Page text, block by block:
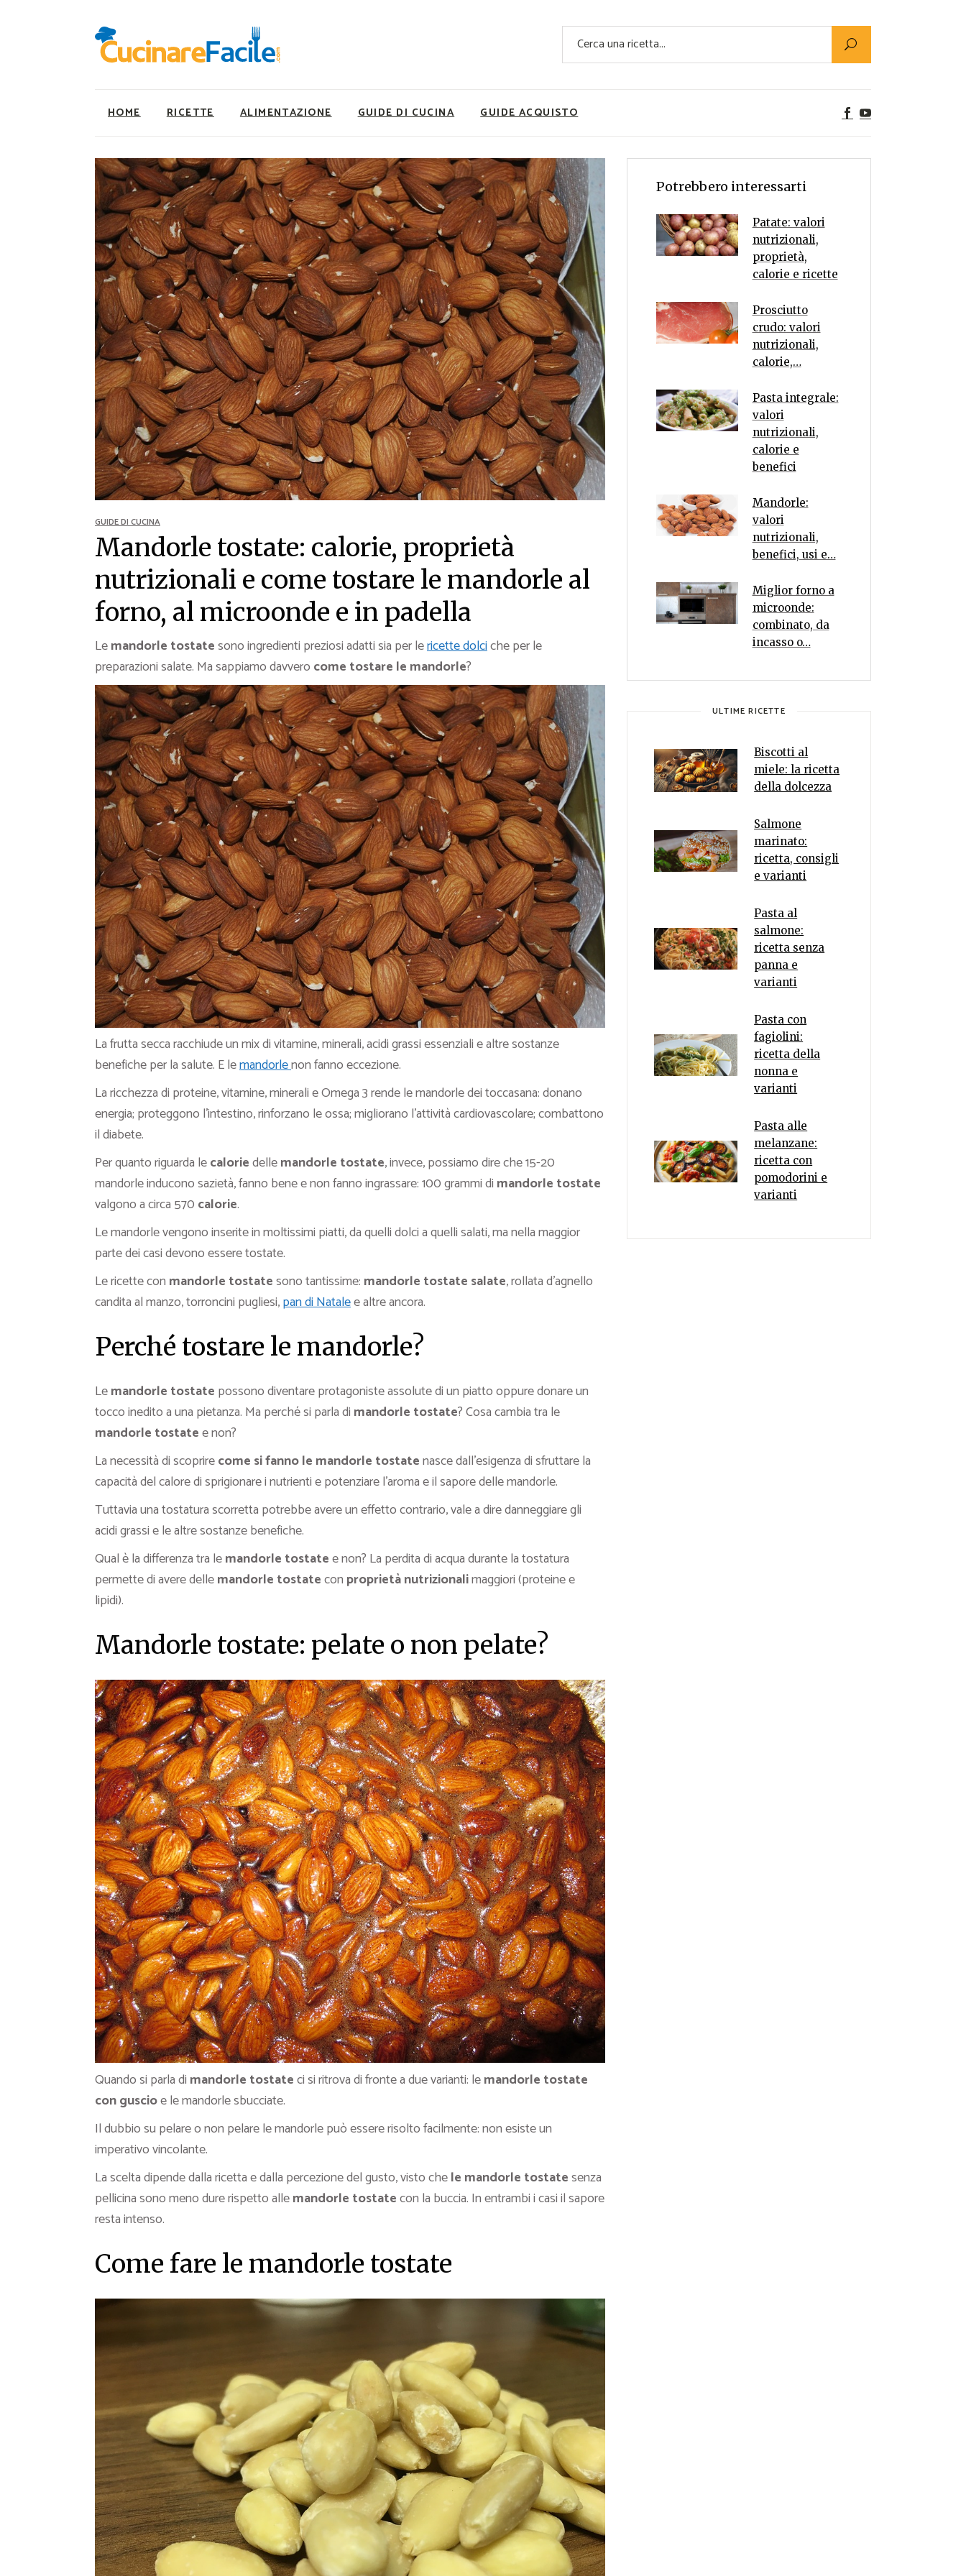
Cerca
HOME RICETTE
Ricette Facili e Veloci
Ricette Primi Piatti
Ricette Antipasti
Ricette Dolci
Ricette Carne
Ricette Secondi
Ricette Pizze e Rustici
Ricette Contorni
Ricette Piatti unici
Ricette Pesce
Video Ricette
Ricette per Ingrediente
ALIMENTAZIONE
Utility
Super Alimenti
Nutrizionista a tavola
Ricette Vegetariane
Ricette Vegane
Rumors
GUIDE DI CUCINA GUIDE ACQUISTO
Ricette Facili e Veloci
Ricette Primi Piatti
Ricette Dolci
Ricette Carne
Ricette Secondi
Ricette Pizze e Rustici
Ricette Contorni
Ricette Piatti unici
Ricette Pesce
Video Ricette
Ricette per Ingrediente
Utility
Super Alimenti
Ricette Vegetariane
Rumors
GUIDE DI CUCINA
Mandorle tostate: calorie, proprietà
nutrizionali e come tostare le mandorle al
forno, al microonde e in padella
Lemandorle tostatesono ingredienti preziosi adatti sia per lericette dolciche per le
preparazioni salate. Ma sappiamo davvero come tostare le mandorle?
La frutta secca racchiude un mix di vitamine, minerali, acidi grassi essenziali e altre sostanze
benefiche per la salute. E lemandorlenon fanno eccezione.
La ricchezza di proteine, vitamine, minerali e Omega 3 rende le mandorle dei toccasana: donano
energia; proteggono l’intestino, rinforzano le ossa; migliorano l’attività cardiovascolare; combattono
il diabete.
Per quanto riguarda lecaloriedellemandorle tostate, invece, possiamo dire che 15-20
mandorle inducono sazietà, fanno bene e non fanno ingrassare: 100 grammi di mandorle tostate
valgono a circa 570 calorie.
Le mandorle vengono inserite in moltissimi piatti, da quelli dolci a quelli salati, ma nella maggior
parte dei casi devono essere tostate.
Le ricette con mandorle tostatesono tantissime: mandorle tostate salate, rollata d’agnello
candita al manzo, torroncini pugliesi,pan di Natalee altre ancora.
Perché tostare le mandorle?
Lemandorle tostate possono diventare protagoniste assolute di un piatto oppure donare un
tocco inedito a una pietanza. Ma perché si parla di mandorle tostate? Cosa cambia tra le
mandorle tostatee non?
La necessità di scoprirecome si fanno le mandorle tostatenasce dall’esigenza di sfruttare la
capacità del calore di sprigionare i nutrienti e potenziare l’aroma e il sapore delle mandorle.
Tuttavia una tostatura scorretta potrebbe avere un effetto contrario, vale a dire danneggiare gli
acidi grassi e le altre sostanze benefiche.
Qual è la differenza tra lemandorle tostatee non? La perdita di acqua durante la tostatura
permette di avere dellemandorle tostatecon proprietà nutrizionalimaggiori (proteine e
lipidi).
Mandorle tostate: pelate o non pelate?
Quando si parla di mandorle tostateci si ritrova di fronte a due varianti: lemandorle tostate
con guscioe le mandorle sbucciate.
Il dubbio su pelare o non pelare le mandorle può essere risolto facilmente: non esiste un
imperativo vincolante.
La scelta dipende dalla ricetta e dalla percezione del gusto, visto chele mandorle tostatesenza
pellicina sono meno dure rispetto allemandorle tostatecon la buccia. In entrambi i casi il sapore
resta intenso.
Come fare le mandorle tostate
Potrebbero interessarti
Patate: valori
nutrizionali,
proprietà,
calorie e ricette
Prosciutto
crudo: valori
nutrizionali,
calorie,…
Pasta integrale:
valori
nutrizionali,
calorie e
benefici
Mandorle:
valori
nutrizionali,
benefici, usi e…
Miglior forno a
microonde:
combinato, da
incasso o…
ULTIME RICETTE
Biscotti al
miele: la ricetta
della dolcezza
Salmone
marinato:
ricetta, consigli
e varianti
Pasta al
salmone:
ricetta senza
panna e
varianti
Pasta con
fagiolini:
ricetta della
nonna e
varianti
Pasta alle
melanzane:
ricetta con
pomodorini e
varianti